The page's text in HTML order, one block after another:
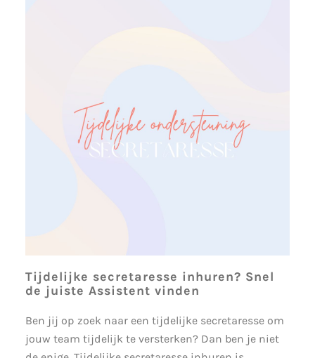
Tijdelijke secretaresse inhuren? Snel
de juiste Assistent vinden
Ben jij op zoek naar een tijdelijke secretaresse om
jouw team tijdelijk te versterken? Dan ben je niet